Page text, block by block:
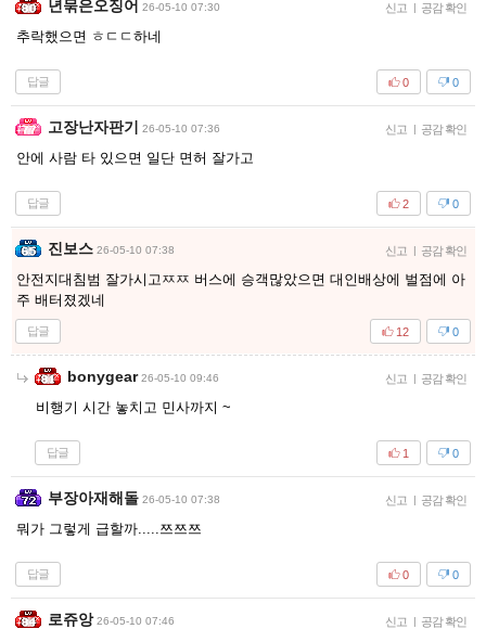
년묶은오징어 26-05-10 07:30 신고 | 공감 확인
추락했으면 ㅎㄷㄷ하네
답글 0
0
고장난자판기 26-05-10 07:36 신고 | 공감 확인
안에 사람 타 있으면 일단 면허 잘가고
답글 0
2
진보스 26-05-10 07:38 신고 | 공감 확인
안전지대침범 잘가시고ㅉㅉ 버스에 승객많았으면 대인배상에 벌점에 아
주 배터졌겠네
답글 0
12
bonygear 26-05-10 09:46 신고 | 공감 확인
비행기 시간 놓치고 민사까지 ~
답글 0
1
부장아재해돌 26-05-10 07:38 신고 | 공감 확인
뭐가 그렇게 급할까.....쯔쯔쯔
답글 0
0
로쥬앙 26-05-10 07:46 신고 | 공감 확인